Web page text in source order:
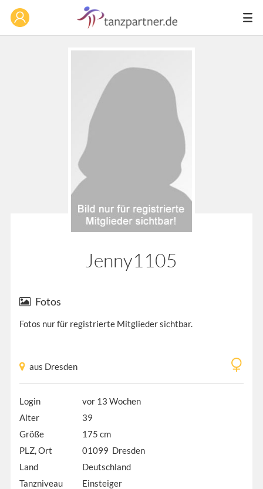
Jenny1105
Fotos
Fotos nur für registrierte Mitglieder sichtbar.
aus Dresden
Login
vor 13 Wochen
Alter
39
Größe
175 cm
PLZ, Ort
01099 Dresden
Land
Deutschland
Tanzniveau
Einsteiger